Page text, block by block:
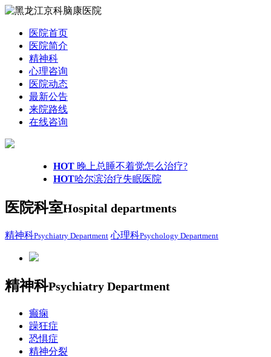
医院首页
医院简介
精神科
心理咨询
医院动态
最新公告
来院路线
在线咨询
HOT 晚上总睡不着觉怎么治疗?
HOT哈尔滨治疗失眠医院
医院科室Hospital departments
精神科Psychiatry Department 心理科Psychology Department
精神科Psychiatry Department
癫痫
躁狂症
恐惧症
精神分裂